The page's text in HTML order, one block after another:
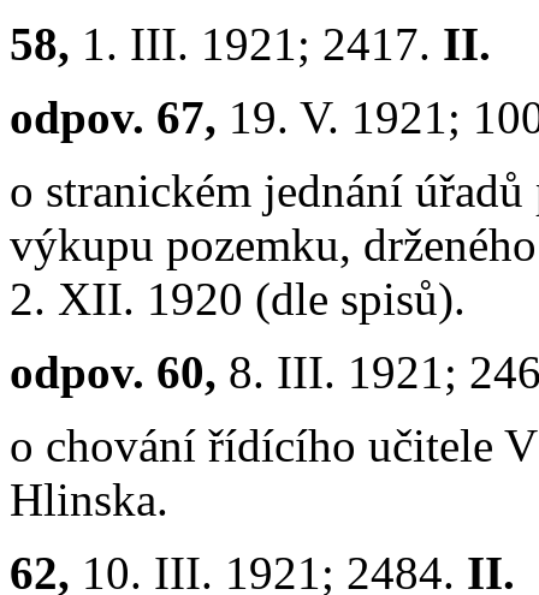
58, 1. III. 1921; 2417. II.
odpov. 67, 19. V. 1921;
o stranickém jednání
výkupu pozemku,
2. XII. 1920 (dle spisů).
odpov. 60, 8. III. 1921;
o chování řídícího učitele
Hlinska.
62, 10. III. 1921; 2484. II.